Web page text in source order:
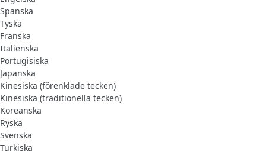
Spanska
Tyska
Franska
Italienska
Portugisiska
Japanska
Kinesiska (förenklade tecken)
Kinesiska (traditionella tecken)
Koreanska
Ryska
Svenska
Turkiska